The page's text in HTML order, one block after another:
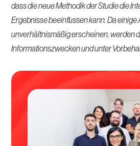
dass die neue Methodik der Studie die
Ergebnisse beeinflussen kann. Da
unverhältnismäßig erscheinen, werden
Informationszwecken und unter